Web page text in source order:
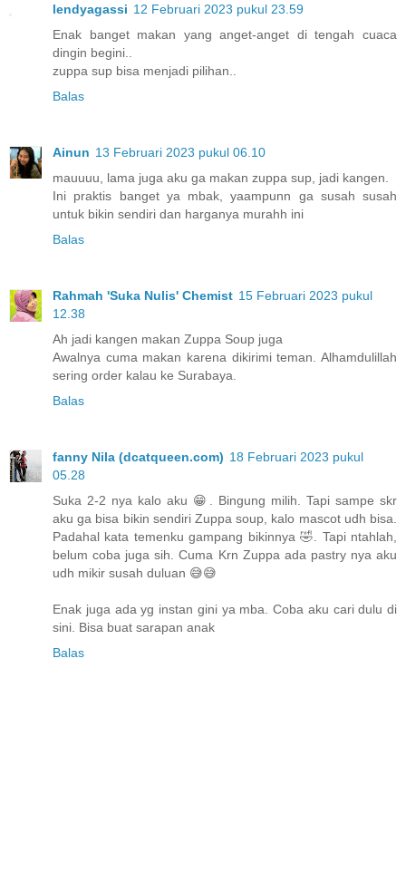
lendyagassi 12 Februari 2023 pukul 23.59
Enak banget makan yang anget-anget di tengah cuaca
dingin begini..
zuppa sup bisa menjadi pilihan..
Balas
Ainun 13 Februari 2023 pukul 06.10
mauuuu, lama juga aku ga makan zuppa sup, jadi kangen.
Ini praktis banget ya mbak, yaampunn ga susah susah
untuk bikin sendiri dan harganya murahh ini
Balas
Rahmah 'Suka Nulis' Chemist 15 Februari 2023 pukul
12.38
Ah jadi kangen makan Zuppa Soup juga
Awalnya cuma makan karena dikirimi teman. Alhamdulillah
sering order kalau ke Surabaya.
Balas
fanny Nila (dcatqueen.com) 18 Februari 2023 pukul
05.28
Suka 2-2 nya kalo aku 😁. Bingung milih. Tapi sampe skr
aku ga bisa bikin sendiri Zuppa soup, kalo mascot udh bisa.
Padahal kata temenku gampang bikinnya 🤣. Tapi ntahlah,
belum coba juga sih. Cuma Krn Zuppa ada pastry nya aku
udh mikir susah duluan 😅😅
Enak juga ada yg instan gini ya mba. Coba aku cari dulu di
sini. Bisa buat sarapan anak
Balas